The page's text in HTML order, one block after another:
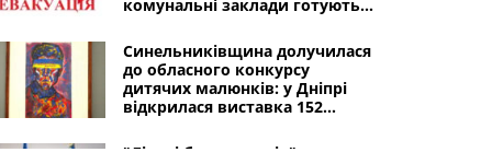
комунальні заклади готують
Синельниківщина долучилася
до обласного конкурсу
дитячих малюнків: у Дніпрі
відкрилася виставка 152
"Лікарі без кордонів" рятують